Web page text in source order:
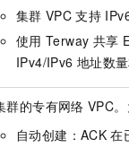
集群 VPC 支持
使用 Terway 共享
IPv4/IPv6 地址数量
群的专有网络 VPC
自动创建：ACK 在